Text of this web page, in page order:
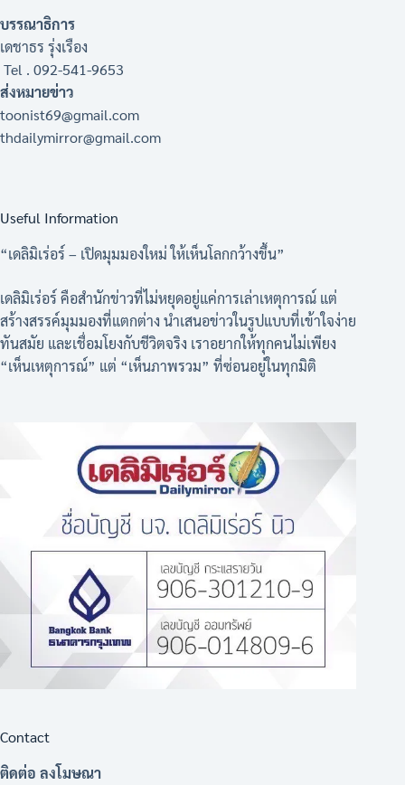
บรรณาธิการ
เดชาธร รุ่งเรือง
Tel . 092-541-9653
ส่งหมายข่าว
toonist69@gmail.com
thdailymirror@gmail.com
Useful Information
“เดลิมิเร่อร์ – เปิดมุมมองใหม่ ให้เห็นโลกกว้างขึ้น”
เดลิมิเร่อร์ คือสำนักข่าวที่ไม่หยุดอยู่แค่การเล่าเหตุการณ์ แต่
สร้างสรรค์มุมมองที่แตกต่าง นำเสนอข่าวในรูปแบบที่เข้าใจง่าย
ทันสมัย และเชื่อมโยงกับชีวิตจริง เราอยากให้ทุกคนไม่เพียง
“เห็นเหตุการณ์” แต่ “เห็นภาพรวม” ที่ซ่อนอยู่ในทุกมิติ
Contact
ติดต่อ ลงโมษณา